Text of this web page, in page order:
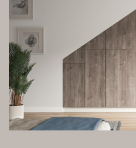
Möbel selbst planen
Möbel nach Maß
Inspiration
Möbel individuell planen